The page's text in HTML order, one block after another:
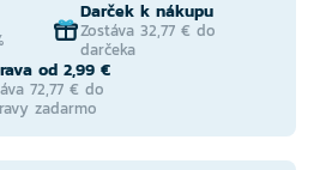
Darček k nákupu
Zostáva 32,77 € do
darčeka
od 2,99 €
72,77 € do
zadarmo